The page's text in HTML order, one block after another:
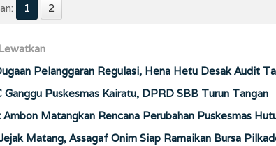
1 2
Pelanggaran Regulasi, Hena Hetu Desak Audit
Ganggu Puskesmas Kairatu, DPRD SBB Turun Tangan
Matangkan Rencana Perubahan Puskesmas
Matang, Assagaf Onim Siap Ramaikan Bursa